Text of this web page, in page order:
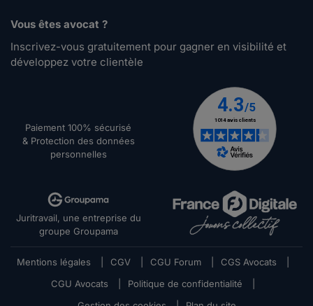
Vous êtes avocat ?
Inscrivez-vous gratuitement pour gagner en visibilité et
développez votre clientèle
Paiement 100% sécurisé
& Protection des données
personnelles
Juritravail, une entreprise du
groupe Groupama
Mentions légales CGV CGU Forum CGS Avocats
CGU Avocats
Politique de confidentialité